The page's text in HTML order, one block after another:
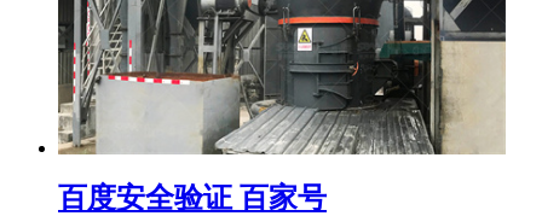
百度安全验证 百家号